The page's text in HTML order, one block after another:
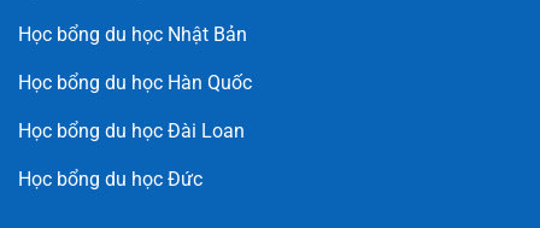
Học bổng du học Nhật Bản
Học bổng du học Hàn Quốc
Học bổng du học Đài Loan
Học bổng du học Đức